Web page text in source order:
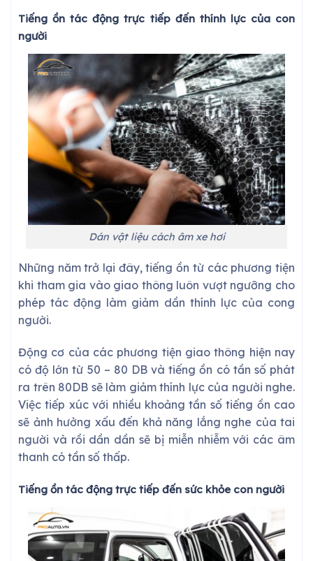
Tiếng ồn tác động trực tiếp đến thính lực của con
người
Dán vật liệu cách âm xe hơi
Những năm trở lại đây, tiếng ồn từ các phương tiện
khi tham gia vào giao thông luôn vượt ngưỡng cho
phép tác động làm giảm dần thính lực của cong
người.
Động cơ của các phương tiện giao thông hiện nay
có độ lớn từ 50 – 80 DB và tiếng ồn có tần số phát
ra trên 80DB sẽ làm giảm thính lực của người nghe.
Việc tiếp xúc với nhiều khoảng tần số tiếng ồn cao
sẽ ảnh hưởng xấu đến khả năng lắng nghe của tai
người và rồi dần dần sẽ bị miễn nhiễm với các âm
thanh có tần số thấp.
Tiếng ồn tác động trực tiếp đến sức khỏe con người